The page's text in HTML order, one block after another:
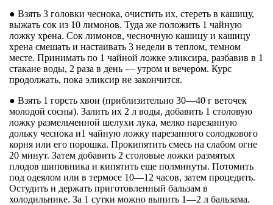
● Взять 3 головки чеснока, очистить их, стереть в кашицу,
выжать сок из 10 лимонов. Туда же положить 1 чайную
ложку хрена. Сок лимонов, чесночную кашицу и кашицу
хрена смешать и настаивать 3 недели в теплом, темном
месте. Принимать по 1 чайной ложке эликсира, разбавив в 1
стакане воды, 2 раза в день — утром и вечером. Курс
продолжать, пока эликсир не закончится.
● Взять 1 горсть хвои (приблизительно 30—40 г веточек
молодой сосны). Залить их 2 л воды, добавить 1 столовую
ложку размельченной шелухи лука, мелко нарезанную
дольку чеснока и1 чайную ложку нарезанного солодкового
корня или его порошка. Прокипятить смесь на слабом огне
20 минут. Затем добавить 2 столовые ложки размятых
плодов шиповника и кипятить еще полминуты. Потомить
под одеялом или в термосе 10—12 часов, затем процедить.
Остудить и держать приготовленный бальзам в
холодильнике. За 1 сутки можно выпить 1—2 л бальзама.